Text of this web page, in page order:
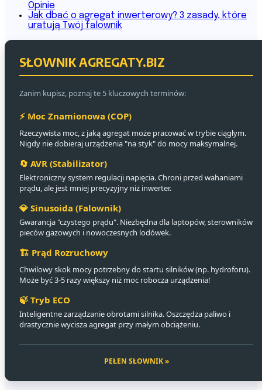
Opinie
Jak dbać o agregat inwerterowy? 3 zasady, które
uratują Twój falownik
SŁOWNIK AGREGATY.BIZ
Zanim kupisz, poznaj te 5 kluczowych terminów:
⚡ Moc Znamionowa (COP)
Rzeczywista moc, z jaką agregat może pracować w trybie ciągłym.
Nigdy nie dobieraj urządzenia "na styk" do mocy maksymalnej.
🔄 AVR (Stabilizator)
Elektroniczny system regulacji napięcia. Chroni przed wahaniami
prądu, ale jest mniej precyzyjny niż inwerter.
💎 Sinusoida (Falownik)
Gwarancja "czystego prądu". Niezbędna dla laptopów, sterowników
pieców gazowych i nowoczesnych lodówek.
🏗️ Prąd Rozruchowy
Chwilowy skok mocy potrzebny do startu silników (np. hydroforu).
Może być 3-5 razy większy niż moc robocza urządzenia!
🍃 Tryb ECO
Inteligentne zarządzanie obrotami silnika. Oszczędza paliwo i
drastycznie wycisza agregat przy małym obciążeniu.
PEŁEN SŁOWNIK »